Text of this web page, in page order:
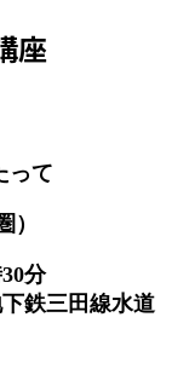
座
って
）
分
鉄三田線水道